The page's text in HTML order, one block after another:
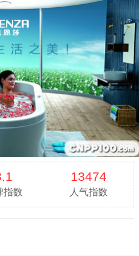
指数
13474
人气指数